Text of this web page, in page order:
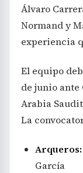
Álvaro
Normand y
experiencia
El equipo
de junio ante
Arabia
La
Arqueros:
García